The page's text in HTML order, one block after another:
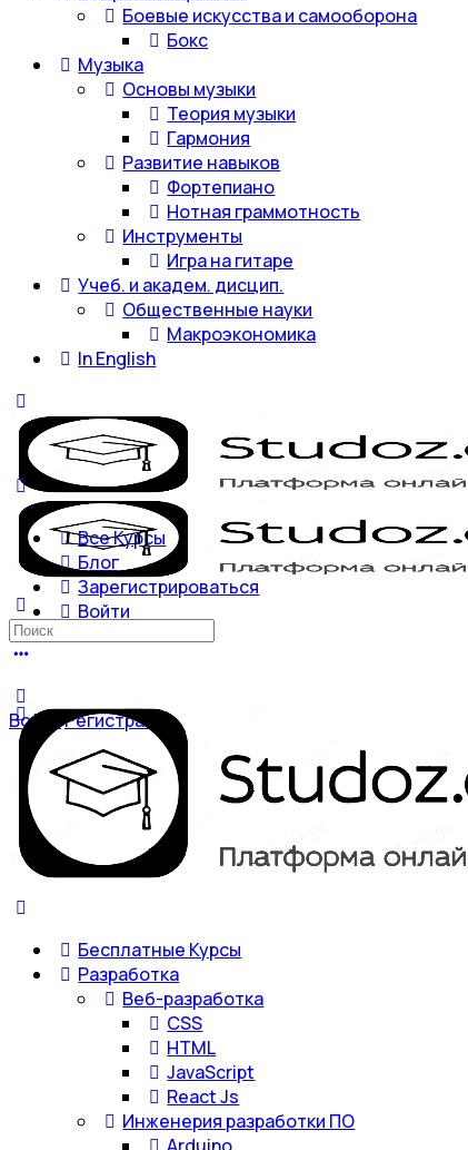
Боевые искусства и самооборона
Бокс
Музыка
Основы музыки
Теория музыки
Гармония
Развитие навыков
Фортепиано
Нотная граммотность
Инструменты
Игра на гитаре
Учеб. и академ. дисцип.
Общественные науки
Макроэкономика
In English
Все Курсы
Блог
Зарегистрироваться
Войти
Войти Регистрация
Искать:
Бесплатные Курсы
Разработка
Веб-разработка
CSS
HTML
JavaScript
React Js
Инженерия разработки ПО